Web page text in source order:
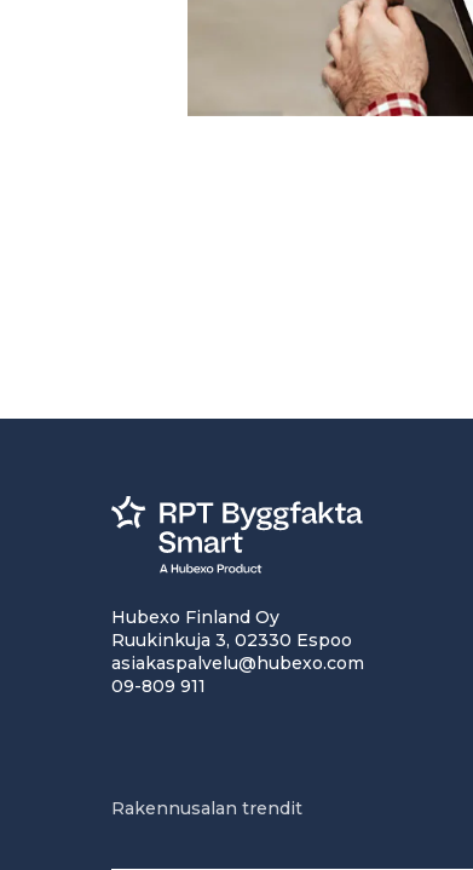
Hubexo Finland Oy
Ruukinkuja 3, 02330 Espoo
asiakaspalvelu@hubexo.com
09-809 911
Rakennusalan trendit